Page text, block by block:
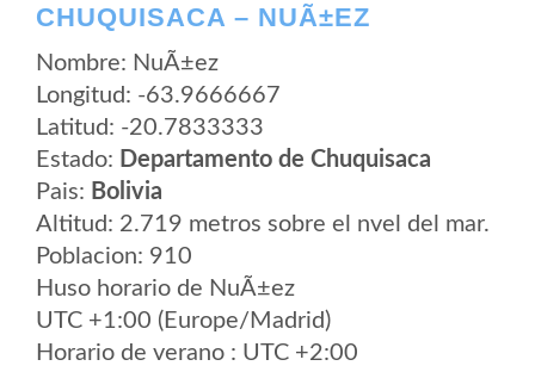
CHUQUISACA – NUÃ±EZ
Nombre: NuÃ±ez
Longitud: -63.9666667
Latitud: -20.7833333
Estado: Departamento de Chuquisaca
Pais: Bolivia
Altitud: 2.719 metros sobre el nvel del mar.
Poblacion: 910
Huso horario de NuÃ±ez
UTC +1:00 (Europe/Madrid)
Horario de verano : UTC +2:00